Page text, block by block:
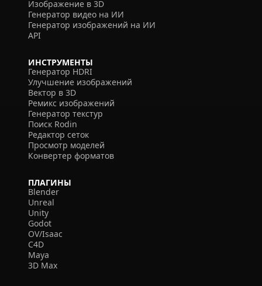
Изображение в 3D
Генератор видео на ИИ
Генератор изображений на ИИ
API
ИНСТРУМЕНТЫ
Генератор HDRI
Улучшение изображений
Вектор в 3D
Ремикс изображений
Генератор текстур
Поиск Rodin
Редактор сеток
Просмотр моделей
Конвертер форматов
ПЛАГИНЫ
Blender
Unreal
Unity
Godot
OV/Isaac
C4D
Maya
3D Max